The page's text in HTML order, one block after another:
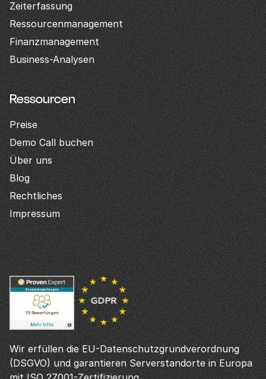
Wir erfüllen die EU-Datenschutzgrundverordnung
(DSGVO) und garantieren Serverstandorte in Europa
Zeiterfassung
Ressourcenmanagement
Finanzmanagement
Business-Analysen
Ressourcen
Preise
Demo Call buchen
Über uns
Blog
Rechtliches
Impressum